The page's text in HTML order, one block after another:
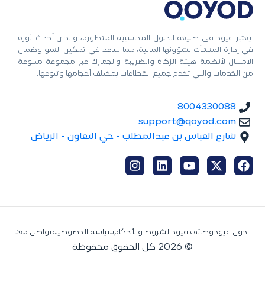
يعتبر قيود في طليعة الحلول المحاسبية المتطورة، والذي أحدث ثورة
في إدارة المنشآت لشؤونها المالية، مما ساعد في تمكين النمو وضمان
الامتثال لأنظمة هيئة الزكاة والضريبة والجمارك عبر مجموعة متنوعة
من الخدمات والتي تخدم جميع القطاعات بمختلف أحجامها وتنوعها.
8004330088
support@qoyod.com
شارع العباس بن عبدالمطلب - حي التعاون - الرياض
حول قيودوظائف قيود الشروط والأحكامسياسة الخصوصيةتواصل معنا
© 2026 كل الحقوق محفوظة